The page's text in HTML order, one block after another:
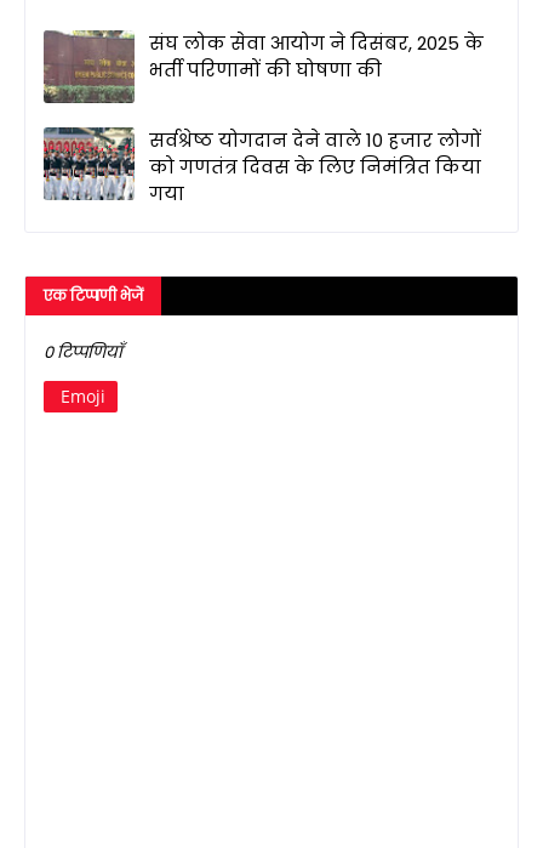
संघ लोक सेवा आयोग ने दिसंबर, 2025 के
भर्ती परिणामों की घोषणा की
सर्वश्रेष्ठ योगदान देने वाले 10 हजार लोगों
को गणतंत्र दिवस के लिए निमंत्रित किया
गया
एक टिप्पणी भेजें
0 टिप्पणियाँ
Emoji